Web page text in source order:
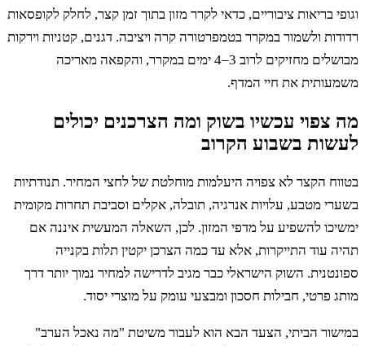
בריאות ציבוריים, כדאי לקרר מזון בתוך זמן קצר, לחלק לקופסאות
ולשמור במקרר בטמפרטורה קרה ויציבה. דגנים, קטניות וירקות
מבושלים מחזיקים לרוב 3–4 ימים במקרר, והקפאה מאריכה
את חיי המדף.
צפוי עכשיו בשוק ומה הצרכנים יכולים
בשבוע הקרוב
הקצר לא צפויה היעלמות מוחלטת של לחצי המחיר. תנודתיות
מטבע, עלויות אנרגיה, תובלה, אקלים וסביבת תחרות מקומית
להשפיע על מדפי המזון. לכן, השאלה המעשית איננה אם
עוד התייקרות, אלא עד כמה הצרכן יקטין תלות בקנייה
השוק הישראלי כבר מגיב לדרישה למחיר נמוך יותר דרך
פרטי, חבילות חסכון ומבצעי עומק על מוצרי יסוד.
הביתי, הצעד הבא הוא לעבור משיטת "מה נאכל הערב"